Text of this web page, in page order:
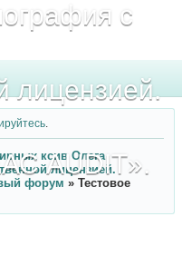
с
лицензией.
AUDIT».
ксив Олега
лицензией.
форум » Тестовое